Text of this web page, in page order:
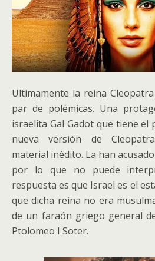
Ultimamente la reina
par de polémicas. Una
israelita Gal Gadot que tiene el
nueva versión de
material inédito. La han
por lo que no puede
respuesta es que Israel es el
que dicha reina no era
de un faraón griego general
Ptolomeo I Soter.